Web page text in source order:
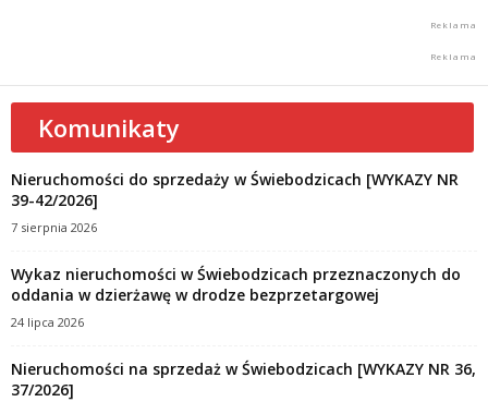
Komunikaty
Nieruchomości do sprzedaży w Świebodzicach [WYKAZY NR
39-42/2026]
7 sierpnia 2026
Wykaz nieruchomości w Świebodzicach przeznaczonych do
oddania w dzierżawę w drodze bezprzetargowej
24 lipca 2026
Nieruchomości na sprzedaż w Świebodzicach [WYKAZY NR 36,
37/2026]